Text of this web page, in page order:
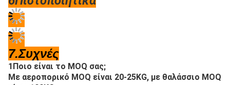
7.Συχνές
1Ποιο είναι το MOQ σας;
Με αεροπορικό MOQ είναι 20-25KG, με θαλάσσιο MOQ
είναι 100KG.